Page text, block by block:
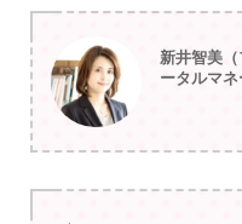
新井智美
ータルマ